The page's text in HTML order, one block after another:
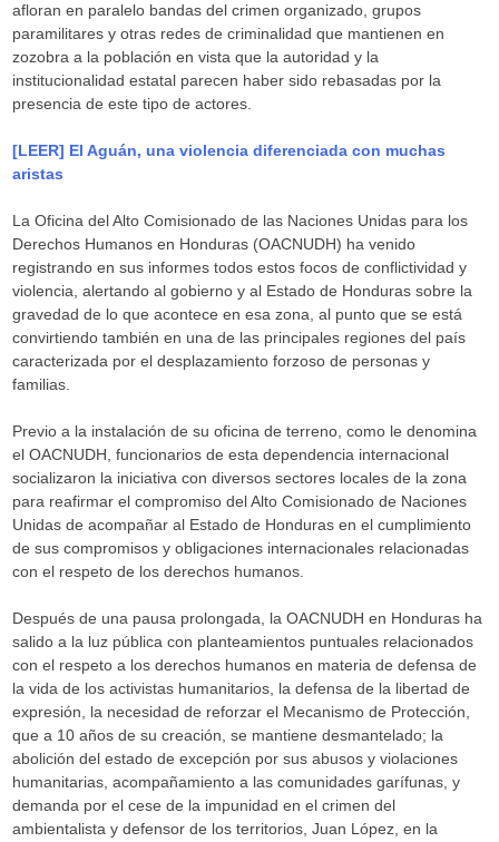
afloran en paralelo bandas del crimen organizado, grupos
paramilitares y otras redes de criminalidad que mantienen en
zozobra a la población en vista que la autoridad y la
institucionalidad estatal parecen haber sido rebasadas por la
presencia de este tipo de actores.
[LEER] El Aguán, una violencia diferenciada con muchas
aristas
La Oficina del Alto Comisionado de las Naciones Unidas para los
Derechos Humanos en Honduras (OACNUDH) ha venido
registrando en sus informes todos estos focos de conflictividad y
violencia, alertando al gobierno y al Estado de Honduras sobre la
gravedad de lo que acontece en esa zona, al punto que se está
convirtiendo también en una de las principales regiones del país
caracterizada por el desplazamiento forzoso de personas y
familias.
Previo a la instalación de su oficina de terreno, como le denomina
el OACNUDH, funcionarios de esta dependencia internacional
socializaron la iniciativa con diversos sectores locales de la zona
para reafirmar el compromiso del Alto Comisionado de Naciones
Unidas de acompañar al Estado de Honduras en el cumplimiento
de sus compromisos y obligaciones internacionales relacionadas
con el respeto de los derechos humanos.
Después de una pausa prolongada, la OACNUDH en Honduras ha
salido a la luz pública con planteamientos puntuales relacionados
con el respeto a los derechos humanos en materia de defensa de
la vida de los activistas humanitarios, la defensa de la libertad de
expresión, la necesidad de reforzar el Mecanismo de Protección,
que a 10 años de su creación, se mantiene desmantelado; la
abolición del estado de excepción por sus abusos y violaciones
humanitarias, acompañamiento a las comunidades garífunas, y
demanda por el cese de la impunidad en el crimen del
ambientalista y defensor de los territorios, Juan López, en la